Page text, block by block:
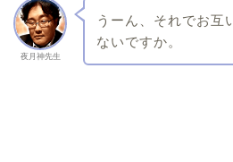
夜月神先生
うーん、それでお互
ないですか。